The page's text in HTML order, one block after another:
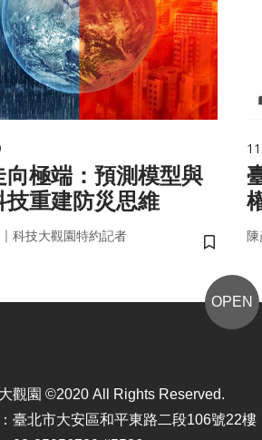
向極端：預測模型與
技重建防災思維
｜ 科技大觀園特約記者
儲存書籤
OPEN
觀園 ©2020 All Rights Reserved.
臺北市大安區和平東路二段106號22樓